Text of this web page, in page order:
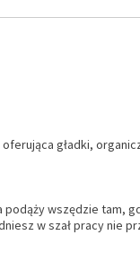
gładki,
podąży wszędzie tam,
w szał pracy nie